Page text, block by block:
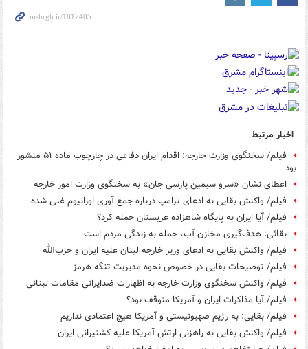
اخبار مرتبط
فیلم/ سخنگوی وزارت خارجه: اقدام ایران دفاعی در چارچوب ماده ۵۱ منشور
بود
اعطای نشان «سرو سیمین پارسی جان» به سخنگوی وزارت امور خارجه
فیلم/ واکنش بقایی به ادعای ترامپ درباره جمع آوری اورانیوم غنی شده
فیلم/ آیا ایران به پایگاه شاهزاده عربستان حمله کرد؟
بقائی: هدف‌گیری مخازن آب، حمله به زندگی مردم است
فیلم/ واکنش بقایی به ادعای وزیر خارجه لبنان علیه ایران و حزب‌الله
فیلم/ توضیحات بقایی در خصوص نحوه مدیریت تنگه هرمز
فیلم/ واکنش سخنگوی وزارت خارجه به اظهارات ضدایرانی مقامات لبنانی
فیلم/ آیا مذاکرات ایران و آمریکا متوقف بود؟
فیلم/ بقایی: به رژیم صهیونیستی و آمریکا هیچ اعتمادی نداریم
فیلم/ واکنش بقایی به راهزنی ارتش آمریکا علیه کشتیرانی ایران